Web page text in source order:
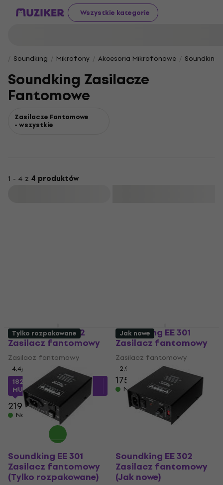
Wszystkie kategorie
Soundking Mikrofony Akcesoria Mikrofonowe Soundking
Soundking Zasilacze
Fantomowe
Zasilacze Fantomowe
- wszystkie
1 - 4 z 4 produktów
Soundking EE 302
Zasilacz fantomowy
Zasilacz fantomowy
4,4/5
182,38 złz kodem
MUZMUZ-15
219 zł
Na magazynie
Soundking EE 301
Zasilacz fantomowy
Zasilacz fantomowy
2,9
175 zł
Na magazynie
Tylko rozpakowane
Soundking EE 301
Zasilacz fantomowy
(Tylko rozpakowane)
Jak nowe
Soundking EE 302
Zasilacz fantomowy
(Jak nowe)